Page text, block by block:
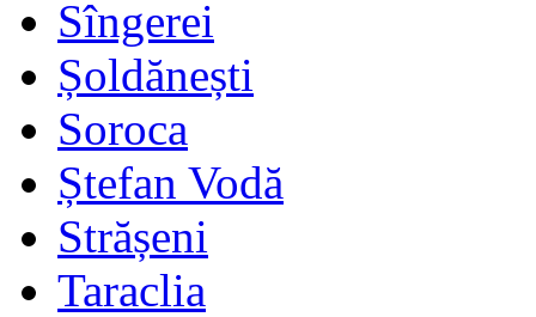
Sîngerei
Șoldănești
Soroca
Ștefan Vodă
Strășeni
Taraclia